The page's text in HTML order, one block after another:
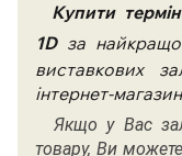
Купити
1D за
виставкових
інтернет-
Якщо у Вас
товару, Ви